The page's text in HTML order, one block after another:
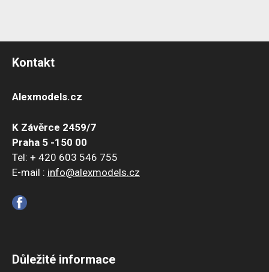
Kontakt
Alexmodels.cz
K Závěrce 2459/7
Praha 5 -150 00
Tel: + 420 603 546 755
E-mail : info@alexmodels.cz
Důležité informace